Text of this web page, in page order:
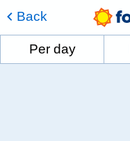
Back
Per day